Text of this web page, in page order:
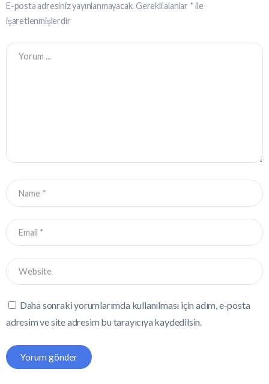
E-posta adresiniz yayınlanmayacak.Gerekli alanlar *ile
işaretlenmişlerdir
Daha sonraki yorumlarımda kullanılması için adım, e-posta
adresim ve site adresim bu tarayıcıya kaydedilsin.